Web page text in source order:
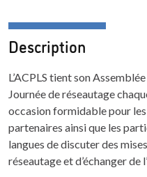
Description
L’ACPLS tient son
Journée de réseautage
occasion formidable pour les
partenaires ainsi que les
langues de discuter des
réseautage et d’échanger de